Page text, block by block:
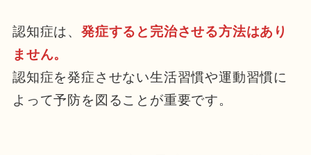
認知症は、 発症すると完治させる方法はあり
ません。
認知症を発症させない生活習慣や運動習慣に
よって予防を図ることが重要です。